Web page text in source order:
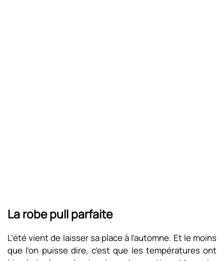
La robe pull parfaite
L’été vient de laisser sa place à l’automne. Et le moins
que l’on puisse dire, c’est que les températures ont